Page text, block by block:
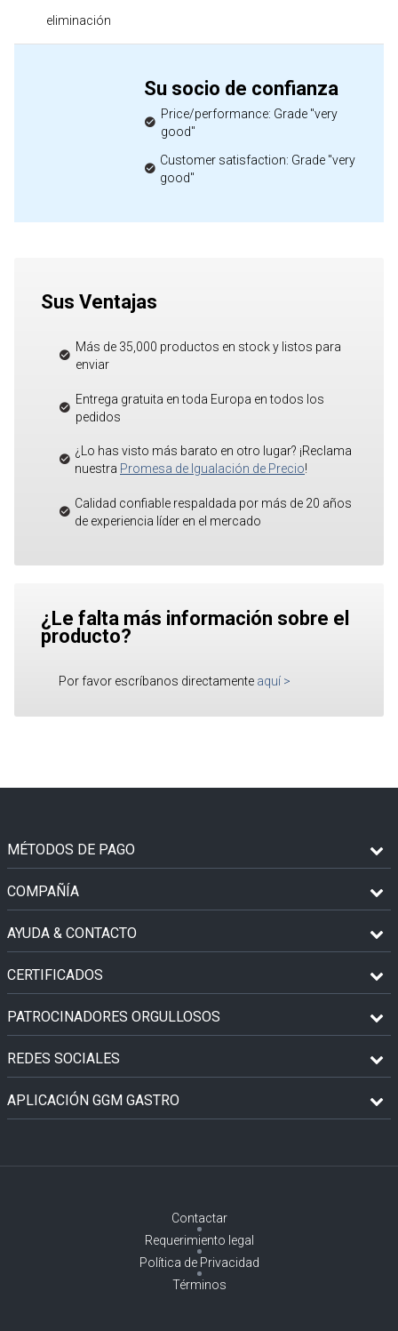
eliminación
Su socio de confianza
Price/performance: Grade "very
good"
Customer satisfaction: Grade "very
good"
Sus Ventajas
Más de 35,000 productos en stock y listos para
enviar
Entrega gratuita en toda Europa en todos los
pedidos
¿Lo has visto más barato en otro lugar? ¡Reclama
nuestra Promesa de Igualación de Precio!
Calidad confiable respaldada por más de 20 años
de experiencia líder en el mercado
¿Le falta más información sobre el
producto?
Por favor escríbanos directamente aquí >
MÉTODOS DE PAGO
COMPAÑÍA
AYUDA & CONTACTO
CERTIFICADOS
PATROCINADORES ORGULLOSOS
REDES SOCIALES
APLICACIÓN GGM GASTRO
Contactar
Requerimiento legal
Política de Privacidad
Términos